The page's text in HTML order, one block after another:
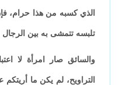
الذي كسبه من هذا حرام،
تلبسه تتمشى به بين
والسائق صار امرأة لا
التراويح، لم يكن ما